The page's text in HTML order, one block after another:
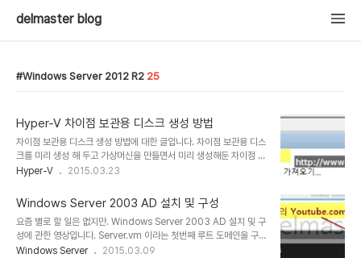
delmaster blog
Windows Server 2012 R2 25
Hyper-V 차이점 보관용 디스크 생성 방법
차이점 보관용 디스크 생성 방법에 대한 글입니다. 차이점 보관용 디스
크를 미리 생성 해 두고 가상머신을 만들면서 미리 생성해둔 차이점 보
관용 디스크를 선택할 수 있겠습니다. 아래는 생성 순서입니다. 1. 우
7 까지는 VHD선택 2012와 8은 VHDX 선택 5. 차이점보관용 선택
6. 가상 하드디스크의 이름 입력 후 저장위치 찾아보기 7. 저장 위치
선택 후 폴더 선택 8. 위치 확인 9. 원본(부모) 가상하드디스크 찾아보
기 10. 부모 디스크 선택 11. 선택한 디스크 확인 12. 반드시 요약 정보
확인하여 잘못 선택/입력한것이 없는지 살펴봅시다!!!
Hyper-V 2015.03.23
Windows Server 2003 AD 설치 및 구성
요즘 별로 할 일은 없지만. Windows Server 2003 AD 설치 및 구
성에 관한 영상입니다. Server.vm 이라는 첫번째 루트 도메인을 구
성하는 방법에 대한 영상이며, 2003 설치 시디가 필요합니다. [관련
Windows Server 2015.03.09